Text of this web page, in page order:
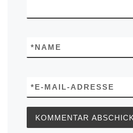
NAME
*
E-MAIL-ADRESSE
*